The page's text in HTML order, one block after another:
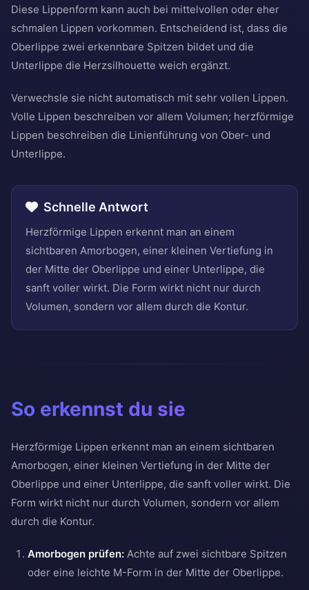
Diese Lippenform kann auch bei mittelvollen oder eher
schmalen Lippen vorkommen. Entscheidend ist, dass die
Oberlippe zwei erkennbare Spitzen bildet und die
Unterlippe die Herzsilhouette weich ergänzt.
Verwechsle sie nicht automatisch mit sehr vollen Lippen.
Volle Lippen beschreiben vor allem Volumen; herzförmige
Lippen beschreiben die Linienführung von Ober- und
Unterlippe.
Schnelle Antwort
Herzförmige Lippen erkennt man an einem
sichtbaren Amorbogen, einer kleinen Vertiefung in
der Mitte der Oberlippe und einer Unterlippe, die
sanft voller wirkt. Die Form wirkt nicht nur durch
Volumen, sondern vor allem durch die Kontur.
So erkennst du sie
Herzförmige Lippen erkennt man an einem sichtbaren
Amorbogen, einer kleinen Vertiefung in der Mitte der
Oberlippe und einer Unterlippe, die sanft voller wirkt. Die
Form wirkt nicht nur durch Volumen, sondern vor allem
durch die Kontur.
Amorbogen prüfen: Achte auf zwei sichtbare Spitzen
oder eine leichte M-Form in der Mitte der Oberlippe.